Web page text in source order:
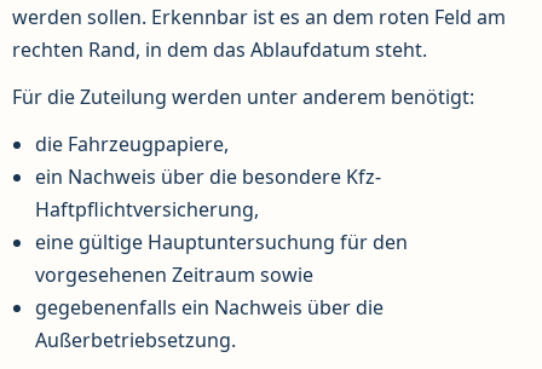
werden sollen. Erkennbar ist es an dem roten Feld am
rechten Rand, in dem das Ablaufdatum steht.
Für die Zuteilung werden unter anderem benötigt:
die Fahrzeugpapiere,
ein Nachweis über die besondere Kfz-
Haftpflichtversicherung,
eine gültige Hauptuntersuchung für den
vorgesehenen Zeitraum sowie
gegebenenfalls ein Nachweis über die
Außerbetriebsetzung.